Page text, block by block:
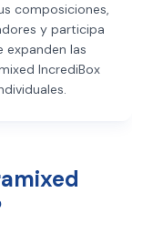
composiciones,
y participa
las
IncrediBox